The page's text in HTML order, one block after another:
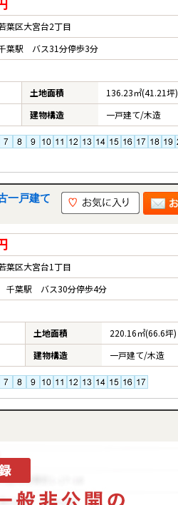
葉区大宮台2丁目
葉駅 バス31分停歩3分
土地面積
136.23㎡(41.21坪)
建物構造 一戸建て/木造
一戸建て
葉区大宮台1丁目
千葉駅 バス30分停歩4分
土地面積
220.16㎡(66.6坪)
建物構造 一戸建て/木造